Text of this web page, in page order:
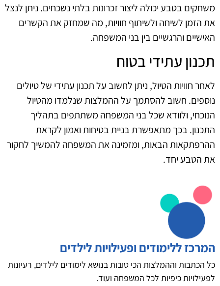
משחקים בטבע יכולה ליצור זכרונות בלתי נשכחים. ניתן לנצל
את הזמן לשיחה ולשיתוף חוויות, מה שמחזק את הקשרים
האישיים והרגשיים בין בני המשפחה.
תכנון עתידי בטוח
לאחר חוויות הטיול, ניתן לחשוב על תכנון עתידי של טיולים
נוספים. חשוב להסתמך על ההמלצות שנלמדו מהטיול
הנוכחי, ולוודא שכל בני המשפחה משתתפים בתהליך
התכנון. בכך מתאפשרת בניית בטיחות ואמון לקראת
ההרפתקאות הבאות, ומזמינה את המשפחה להמשיך לחקור
את הטבע יחד.
המרכז ללימודים ופעילויות לילדים
כל הכתבות וההמלצות הכי טובות בנושא לימודים לילדים, רעיונות
לפעילויות כיפיות לכל המשפחה ועוד.